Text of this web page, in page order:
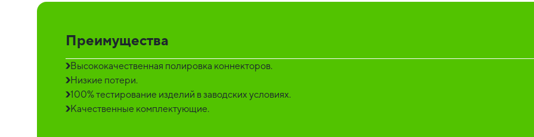
Преимущества
Высококачественная полировка коннекторов.
Низкие потери.
100% тестирование изделий в заводских условиях.
Качественные комплектующие.